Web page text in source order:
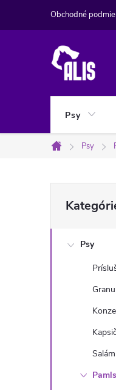
Obchodné
Psy
Domov
Psy
o
kategórie
Psy